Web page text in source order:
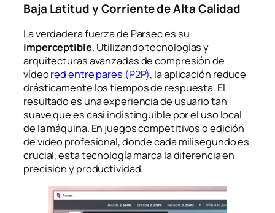
Baja Latitud y Corriente de Alta Calidad
La verdadera fuerza de Parsec es su
imperceptible. Utilizando tecnologías y
arquitecturas avanzadas de compresión de
vídeored entre pares (P2P), la aplicación reduce
drásticamente los tiempos de respuesta. El
resultado es una experiencia de usuario tan
suave que es casi indistinguible por el uso local
de la máquina. En juegos competitivos o edición
de vídeo profesional, donde cada milisegundo es
crucial, esta tecnología marca la diferencia en
precisión y productividad.